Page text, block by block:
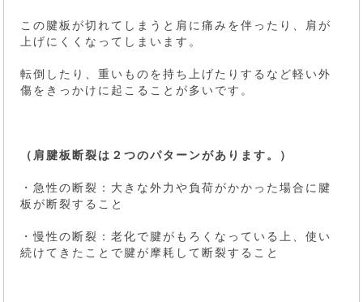
この腱板が切れてしまうと肩に痛みを伴ったり、肩が
上げにくくなってしまいます。
転倒したり、重いものを持ち上げたりするなど軽い外
傷をきっかけに起こることが多いです。
（肩腱板断裂は２つのパターンがあります。）
・急性の断裂：大きな外力や負荷がかかった場合に腱
板が断裂すること
・慢性の断裂：老化で腱がもろくなっている上、使い
続けてきたことで腱が摩耗して断裂すること